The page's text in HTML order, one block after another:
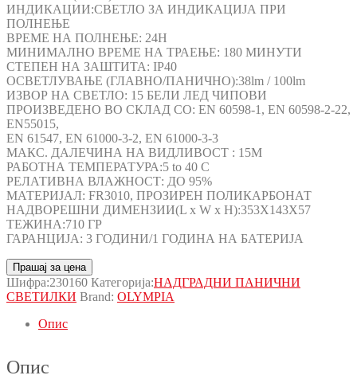
ИНДИКАЦИИ:СВЕТЛО ЗА ИНДИКАЦИЈА ПРИ
ПОЛНЕЊЕ
ВРЕМЕ НА ПОЛНЕЊЕ: 24H
МИНИМАЛНО ВРЕМЕ НА ТРАЕЊЕ: 180 МИНУТИ
СТЕПЕН НА ЗАШТИТА: IP40
ОСВЕТЛУВАЊЕ (ГЛАВНО/ПАНИЧНО):38lm / 100lm
ИЗВОР НА СВЕТЛО: 15 БЕЛИ ЛЕД ЧИПОВИ
ПРОИЗВЕДЕНО ВО СКЛАД СО: EN 60598-1, EN 60598-2-22,
EN55015,
EN 61547, EN 61000-3-2, EN 61000-3-3
МАКС. ДАЛЕЧИНА НА ВИДЛИВОСТ : 15M
РАБОТНА ТЕМПЕРАТУРА:5 to 40 C
РЕЛАТИВНА ВЛАЖНОСТ: ДО 95%
МАТЕРИЈАЛ: FR3010, ПРОЗИРЕН ПОЛИКАРБОНАТ
НАДВОРЕШНИ ДИМЕНЗИИ(L x W x H):353X143X57
ТЕЖИНА:710 ГР
ГАРАНЦИЈА: 3 ГОДИНИ/1 ГОДИНА НА БАТЕРИЈА
Прашај за цена
Шифра:230160 Категорија:НАДГРАДНИ ПАНИЧНИ
СВЕТИЛКИ Brand: OLYMPIA
Опис
Опис